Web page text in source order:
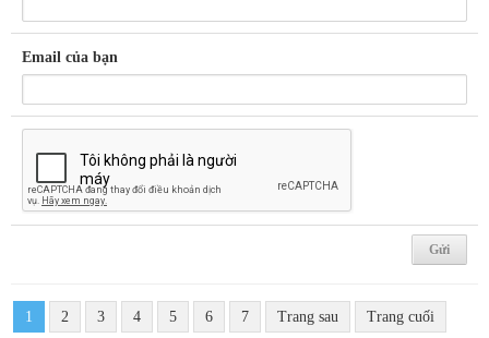
Email của bạn
1 2 3 4 5 6 7 Trang sau Trang cuối